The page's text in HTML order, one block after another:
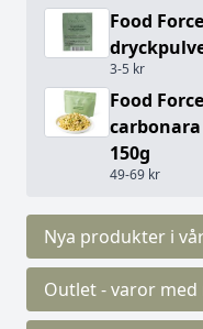
Food
3-5 kr
Food
150g
49-69 kr
Nya produkter i
Outlet - varor